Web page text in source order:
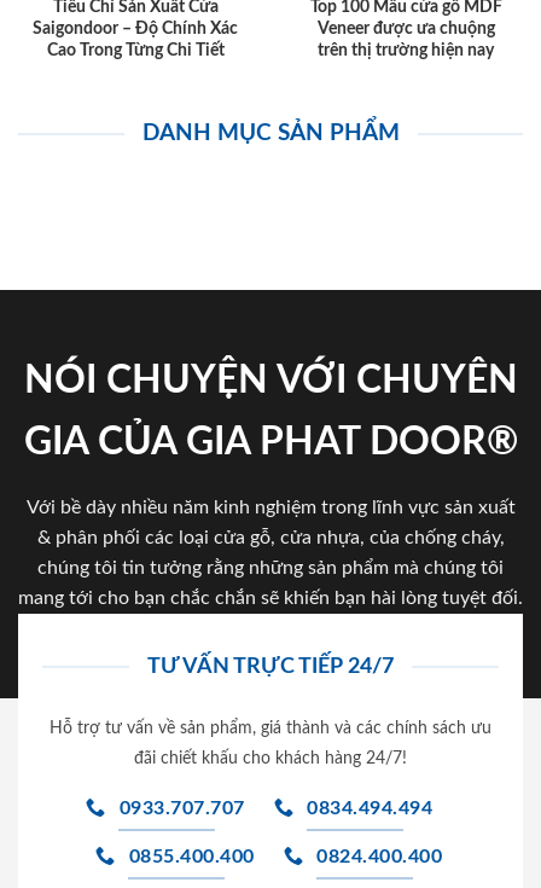
Tiêu Chí Sản Xuất Cửa
Saigondoor – Độ Chính Xác
Cao Trong Từng Chi Tiết
Top 100 Mẫu cửa gỗ MDF
Veneer được ưa chuộng
trên thị trường hiện nay
DANH MỤC SẢN PHẨM
NÓI CHUYỆN VỚI CHUYÊN
GIA CỦA GIA PHAT DOOR®
Với bề dày nhiều năm kinh nghiệm trong lĩnh vực sản xuất
& phân phối các loại cửa gỗ, cửa nhựa, của chống cháy,
chúng tôi tin tưởng rằng những sản phẩm mà chúng tôi
mang tới cho bạn chắc chắn sẽ khiến bạn hài lòng tuyệt đối.
TƯ VẤN TRỰC TIẾP 24/7
Hỗ trợ tư vấn về sản phẩm, giá thành và các chính sách ưu
đãi chiết khấu cho khách hàng 24/7!
0933.707.707 0834.494.494
0855.400.400 0824.400.400